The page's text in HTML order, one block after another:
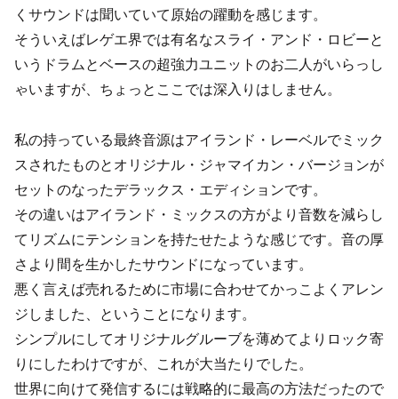
くサウンドは聞いていて原始の躍動を感じます。
そういえばレゲエ界では有名なスライ・アンド・ロビーと
いうドラムとベースの超強力ユニットのお二人がいらっし
ゃいますが、ちょっとここでは深入りはしません。
私の持っている最終音源はアイランド・レーベルでミック
スされたものとオリジナル・ジャマイカン・バージョンが
セットのなったデラックス・エディションです。
その違いはアイランド・ミックスの方がより音数を減らし
てリズムにテンションを持たせたような感じです。音の厚
さより間を生かしたサウンドになっています。
悪く言えば売れるために市場に合わせてかっこよくアレン
ジしました、ということになります。
シンプルにしてオリジナルグルーブを薄めてよりロック寄
りにしたわけですが、これが大当たりでした。
世界に向けて発信するには戦略的に最高の方法だったので